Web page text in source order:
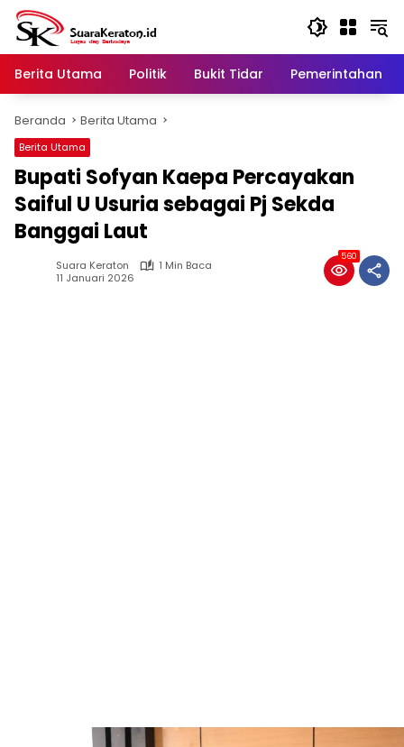
Langsung
konten
Berita Utama
Politik Bukit Tidar Pemerintahan
Beranda Berita Utama
Berita Utama
Bupati Sofyan Kaepa Percayakan
Saiful U Usuria sebagai Pj Sekda
Banggai Laut
Suara Keraton
1 Min Baca
11 Januari 2026
560